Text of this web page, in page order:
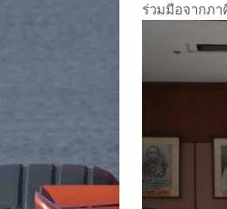
ร่วมมือจากภา